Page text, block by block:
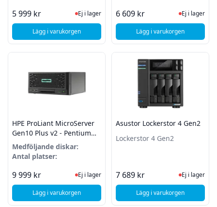
5 999 kr Ej i lager, besök produktsidan för
Ej i lager
Lägg i varukorgen, Asustor AS6602T Lockerstor 2
6 609 kr Ej i lager,
Ej i lager
Lägg i varukorgen, Asustor AS5304T
HPE ProLiant MicroServer
Gen10 Plus v2 - Pentium
Gold G6405 - 16GB - Hot-
swap 3,5" HDD
Medföljande diskar:
Antal platser:
9 999 kr Ej i lager, besök produktsidan för
Ej i lager
Lägg i varukorgen, HPE ProLiant MicroServer Gen10 Plus v2 - Pentium Gold
Asustor Lockerstor 4 Gen2
Lockerstor 4 Gen2
7 689 kr Ej i lager,
Ej i lager
Lägg i varukorgen, Asustor Lockerstor